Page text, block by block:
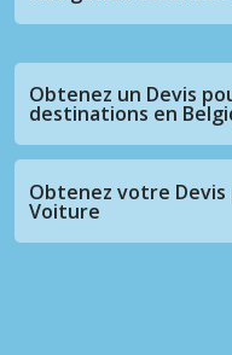
Obtenez un Devis
destinations en
Obtenez votre Devis
Voiture